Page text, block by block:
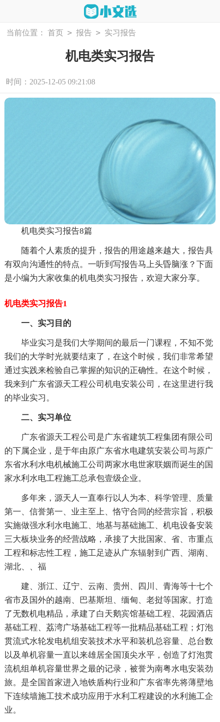
当前位置： 首页 > 报告 > 实习报告
机电类实习报告
时间：2025-12-05 09:21:08
机电类实习报告8篇
随着个人素质的提升，报告的用途越来越大，报告具
有双向沟通性的特点。一听到写报告马上头昏脑涨？下面
是小编为大家收集的机电类实习报告，欢迎大家分享。
机电类实习报告1
一、实习目的
毕业实习是我们大学期间的最后一门课程，不知不觉
我们的大学时光就要结束了，在这个时候，我们非常希望
通过实践来检验自己掌握的知识的正确性。在这个时候，
我来到广东省源天工程公司机电安装公司，在这里进行我
的毕业实习。
二、实习单位
广东省源天工程公司是广东省建筑工程集团有限公司
的下属企业，是于年由原广东省水电建筑安装公司与原广
东省水利水电机械施工公司两家水电世家联姻而诞生的国
家水利水电工程施工总承包壹级企业。
多年来，源天人一直奉行以人为本、科学管理、质量
第一、信誉第一、业主至上、恪守合同的经营宗旨，积极
实施做强水利水电施工、地基与基础施工、机电设备安装
三大板块业务的经营战略，承接了大批国家、省、市重点
工程和标志性工程，施工足迹从广东辐射到广西、湖南、
湖北、、福
建、浙江、辽宁、云南、贵州、四川、青海等十七个
省市及国外的越南、巴基斯坦、缅甸、老挝等国家。打造
了无数机电精品，承建了白天鹅宾馆基础工程、花园酒店
基础工程、荔湾广场基础工程等一批精品基础工程；灯泡
贯流式水轮发电机组安装技术水平和装机总容量、总台数
以及单机容量一直以来雄居全国顶尖水平，创造了灯泡贯
流机组单机容量世界之最的记录，被誉为南粤水电安装劲
旅。是全国首家进入地铁盾构行业和广东省率先将薄壁地
下连续墙施工技术成功应用于水利工程建设的水利施工企
业。